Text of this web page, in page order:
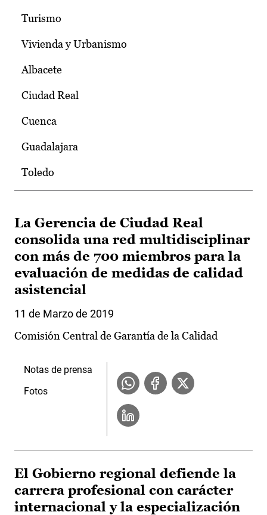
Turismo
Vivienda y Urbanismo
Albacete
Ciudad Real
Cuenca
Guadalajara
Toledo
La Gerencia de Ciudad Real
consolida una red multidisciplinar
con más de 700 miembros para la
evaluación de medidas de calidad
asistencial
11 de Marzo de 2019
Comisión Central de Garantía de la Calidad
Notas de prensa
Fotos
El Gobierno regional defiende la
carrera profesional con carácter
internacional y la especialización